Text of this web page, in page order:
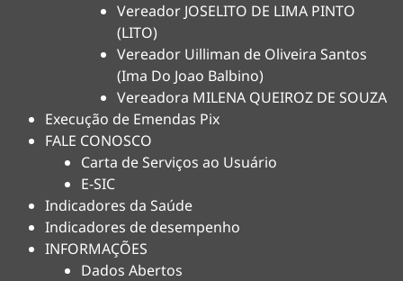
Vereador JOSELITO DE LIMA PINTO
(LITO)
Vereador Uilliman de Oliveira Santos
(Ima Do Joao Balbino)
Vereadora MILENA QUEIROZ DE SOUZA
Execução de Emendas Pix
FALE CONOSCO
Carta de Serviços ao Usuário
E-SIC
Indicadores da Saúde
Indicadores de desempenho
INFORMAÇÕES
Dados Abertos